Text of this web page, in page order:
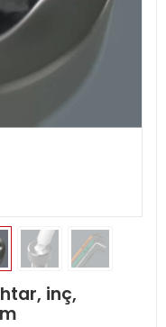
inç,